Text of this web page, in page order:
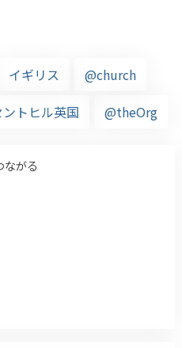
イギリス
@church
トヒル英国
@theOrg
ながる